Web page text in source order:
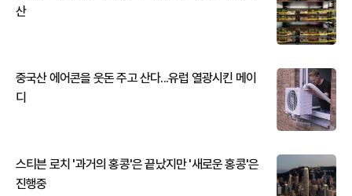
산
중국산 에어콘을 웃돈 주고 산다...유럽 열광시킨 메이
디
스티븐 로치 '과거의 홍콩'은 끝났지만 '새로운 홍콩'은
진행중